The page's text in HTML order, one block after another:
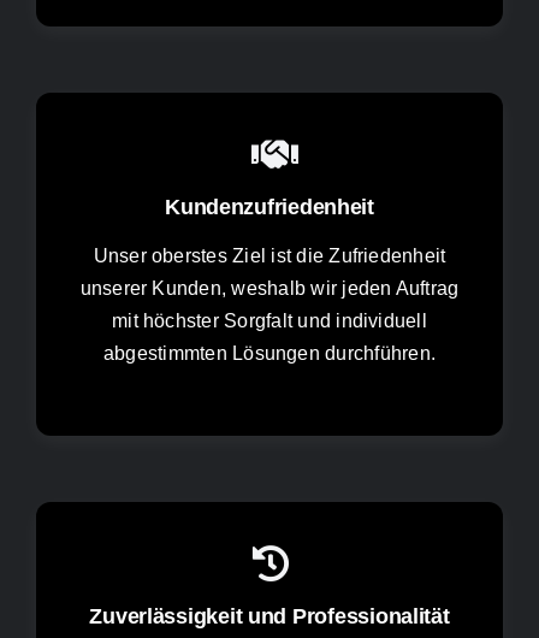
Kundenzufriedenheit
Unser oberstes Ziel ist die Zufriedenheit
unserer Kunden, weshalb wir jeden Auftrag
mit höchster Sorgfalt und individuell
abgestimmten Lösungen durchführen.
Zuverlässigkeit und Professionalität